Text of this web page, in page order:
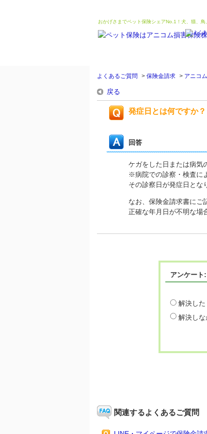
おかげさまでペット保険シェアNo.1！犬、猫、
よくあるご質問 > 保険金請求 > アニコ
戻る
発症日とは何ですか？
回答
ケガをした日または病気
※病院での診察・検査に
その診察日が発症日とな
なお、保険金請求書にご
正確な年月日が不明な場
アンケート
解決した
解決しな
関連するよくあるご質問